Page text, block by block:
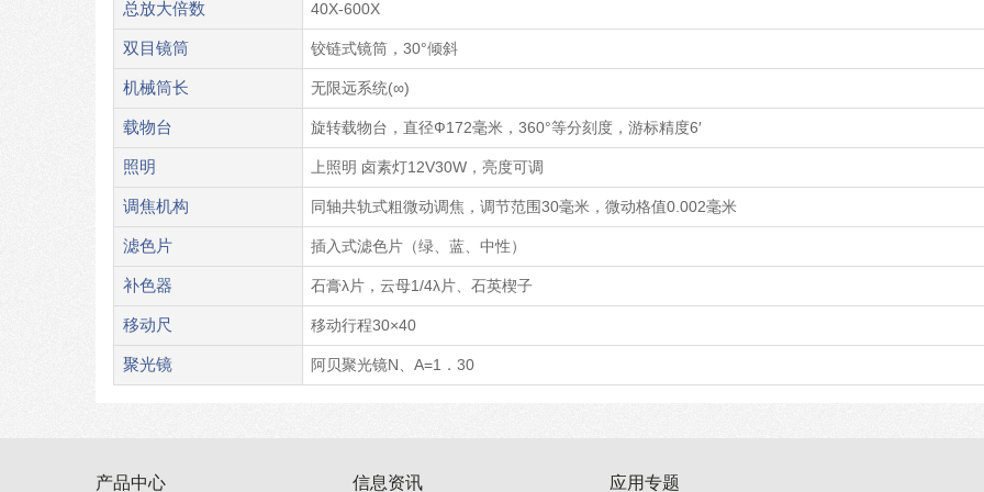
总放大倍数 40X-600X
双目镜筒 铰链式镜筒，30°倾斜
机械筒长 无限远系统(∞)
载物台 旋转载物台，直径Ф172毫米，360°等分刻度，游标精度6′
照明 上照明 卤素灯12V30W，亮度可调
调焦机构 同轴共轨式粗微动调焦，调节范围30毫米，微动格值0.002毫米
滤色片 插入式滤色片（绿、蓝、中性）
补色器 石膏λ片，云母1/4λ片、石英楔子
移动尺 移动行程30×40
聚光镜 阿贝聚光镜N、A=1．30
产品中心 信息资讯 应用专题